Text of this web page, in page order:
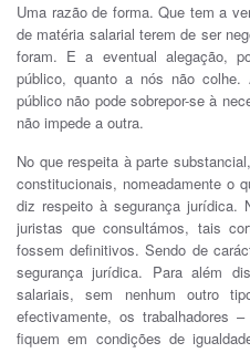
Uma razão de forma. Que tem a
de matéria salarial terem de ser
foram. E a eventual alegação,
público, quanto a nós não
público não pode sobrepor-se à
não impede a outra.
No que respeita à parte
constitucionais, nomeadamente o
diz respeito à segurança jurídica.
juristas que consultámos, tais
fossem definitivos. Sendo de
segurança jurídica. Para além
salariais, sem nenhum outro
efectivamente, os trabalhadores
fiquem em condições de